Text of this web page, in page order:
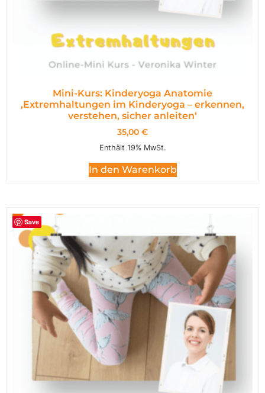
Mini-Kurs: Kinderyoga Anatomie
,Extremhaltungen im Kinderyoga – erkennen,
verstehen, sicher anleiten‘
35,00 €
Enthält 19% MwSt.
In den Warenkorb
Save